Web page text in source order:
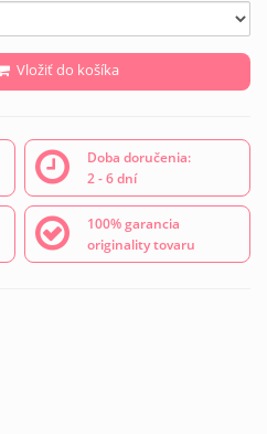
Vložiť do košíka
Doba doručenia:
2 - 6 dní
100% garancia
originality tovaru